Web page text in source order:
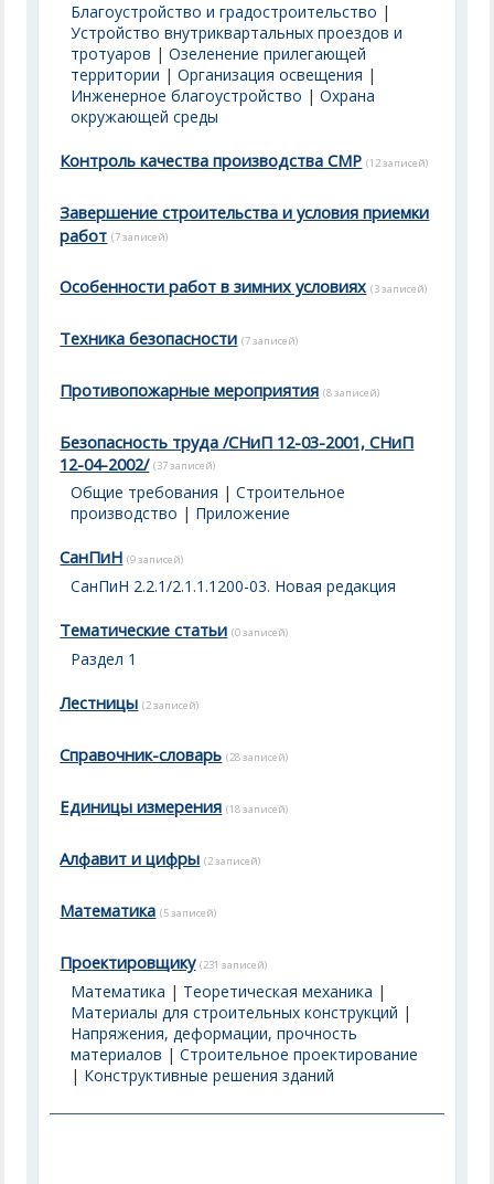
Благоустройство и градостроительство |
Устройство внутриквартальных проездов и
тротуаров |Озеленение прилегающей
территории |Организация освещения |
Инженерное благоустройство |Охрана
окружающей среды
Контроль качества производства СМР (12 записей)
Завершение строительства и условия приемки
работ (7 записей)
Особенности работ в зимних условиях (3 записей)
Техника безопасности (7 записей)
Противопожарные мероприятия (8 записей)
Безопасность труда /СНиП 12-03-2001, СНиП
12-04-2002/ (37 записей)
Общие требования |Строительное
производство | Приложение
СанПиН (9 записей)
СанПиН 2.2.1/2.1.1.1200-03. Новая редакция
Тематические статьи (0 записей)
Раздел 1
Лестницы (2 записей)
Справочник-словарь (28 записей)
Единицы измерения (18 записей)
Алфавит и цифры (2 записей)
Математика (5 записей)
Проектировщику (231 записей)
Математика | Теоретическая механика |
Материалы для строительных конструкций |
Напряжения, деформации, прочность
материалов |Строительное проектирование
| Конструктивные решения зданий